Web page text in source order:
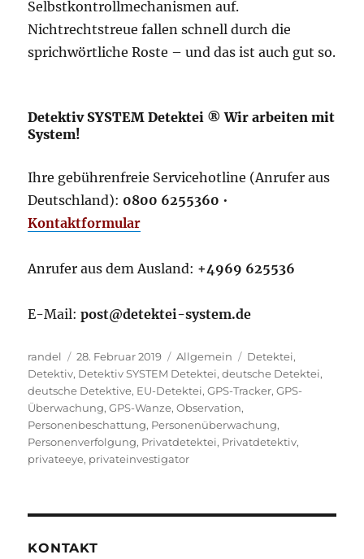
Selbstkontrollmechanismen auf.
Nichtrechtstreue fallen schnell durch die
sprichwörtliche Roste – und das ist auch gut so.
Detektiv SYSTEM Detektei ® Wir arbeiten mit
System!
Ihre gebührenfreie Servicehotline (Anrufer aus
Deutschland): 0800 6255360 •
Kontaktformular
Anrufer aus dem Ausland: +4969 625536
E-Mail:post@detektei-system.de
Autor
randel
Veröffentlicht
am
28. Februar 2019 Kategorien
Allgemein Schlagwörter
Detektei,
Detektiv, Detektiv SYSTEM Detektei,deutsche Detektei,
deutsche Detektive, EU-Detektei,GPS-Tracker,GPS-
Überwachung,GPS-Wanze,Observation,
Personenbeschattung, Personenüberwachung,
Personenverfolgung, Privatdetektei, Privatdetektiv,
privateeye, privateinvestigator
KONTAKT